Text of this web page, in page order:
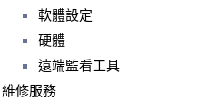
軟體設定
硬體
遠端監看工具
維修服務